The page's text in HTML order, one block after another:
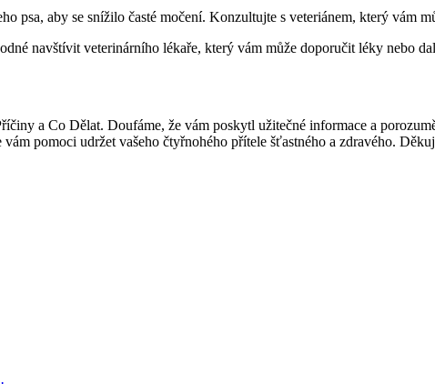
psa, aby se snížilo časté močení. Konzultujte s veteriánem, který vám
navštívit veterinárního lékaře, který vám může doporučit léky nebo
a Co Dělat. Doufáme, že vám poskytl užitečné informace a
pomoci udržet vašeho čtyřnohého přítele šťastného a zdravého.